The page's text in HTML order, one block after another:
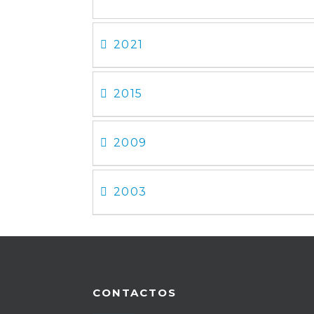
2021
2015
2009
2003
CONTACTOS